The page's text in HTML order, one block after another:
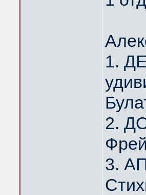
1.
2.
3.